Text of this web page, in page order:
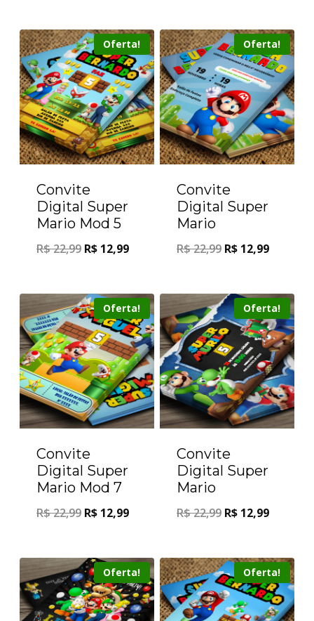
Oferta!
Convite
Digital Super
Mario Mod 5
R$22,99 R$ 12,99
Oferta!
Convite
Digital Super
Mario
R$22,99 R$ 12,99
Oferta!
Convite
Digital Super
Mario Mod 7
R$22,99 R$ 12,99
Oferta!
Convite
Digital Super
Mario
R$22,99 R$ 12,99
Oferta! Oferta!